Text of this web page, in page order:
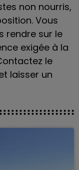
non nourris,
Vous
rendre sur le
exigée à la
le
et laisser un